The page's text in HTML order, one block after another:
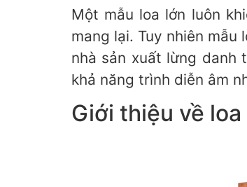
Một mẫu loa lớn luôn
mang lại. Tuy nhiên
nhà sản xuất lừng danh
khả năng trình diễn âm
Giới thiệu về